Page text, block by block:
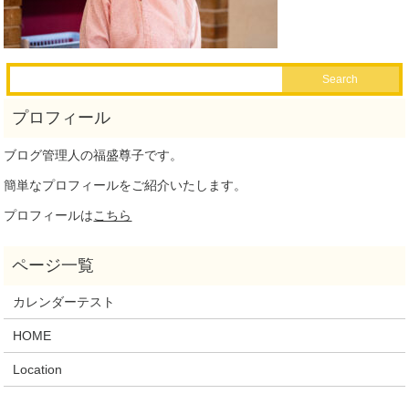
ブログ管理人の福盛尊子です。
簡単なプロフィールをご紹介いたします。
プロフィールはこちら
カレンダーテスト
HOME
Location